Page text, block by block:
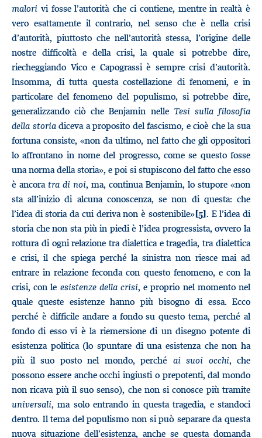
malori vi fosse l’autorità che ci contiene, mentre in realtà è
vero esattamente il contrario, nel senso che è nella crisi
d’autorità, piuttosto che nell’autorità stessa, l’origine delle
nostre difficoltà e della crisi, la quale si potrebbe dire,
riecheggiando Vico e Capograssi è sempre crisi d’autorità.
Insomma, di tutta questa costellazione di fenomeni, e in
particolare del fenomeno del populismo, si potrebbe dire,
generalizzando ciò che Benjamin nelle Tesi sulla filosofia
della storiadiceva a proposito del fascismo, e cioè che la sua
fortuna consiste, «non da ultimo, nel fatto che gli oppositori
lo affrontano in nome del progresso, come se questo fosse
una norma della storia», e poi si stupiscono del fatto che esso
è ancora tra di noi, ma, continua Benjamin, lo stupore «non
sta all’inizio di alcuna conoscenza, se non di questa: che
l’idea di storia da cui deriva non è sostenibile»[5]. E l’idea di
storia che non sta più in piedi è l’idea progressista, ovvero la
rottura di ogni relazione tra dialettica e tragedia, tra dialettica
e crisi, il che spiega perché la sinistra non riesce mai ad
entrare in relazione feconda con questo fenomeno, e con la
crisi, con le esistenze della crisi, e proprio nel momento nel
quale queste esistenze hanno più bisogno di essa. Ecco
perché è difficile andare a fondo su questo tema, perché al
fondo di esso vi è la riemersione di un disegno potente di
esistenza politica (lo spuntare di una esistenza che non ha
più il suo posto nel mondo, perché ai suoi occhi, che
possono essere anche occhi ingiusti o prepotenti, dal mondo
non ricava più il suo senso), che non si conosce più tramite
universali, ma solo entrando in questa tragedia, e standoci
dentro. Il tema del populismo non si può separare da questa
nuova situazione dell’esistenza, anche se questa domanda